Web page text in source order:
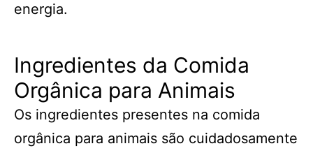
energia.
Ingredientes da Comida
Orgânica para Animais
Os ingredientes presentes na comida
orgânica para animais são cuidadosamente